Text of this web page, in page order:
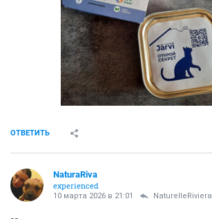
ОТВЕТИТЬ
NaturaRiva
experienced
10 марта 2026 в 21:01 NaturelleRiviera